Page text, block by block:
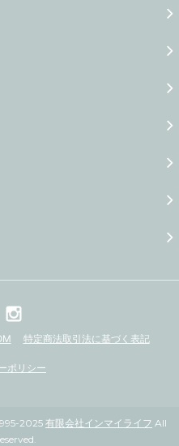
特定商法取引法に基づく表記
ポリシー
2025 有限会社インマイライフ All